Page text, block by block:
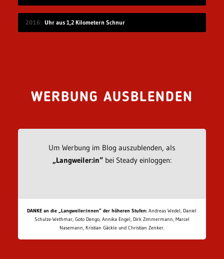
2016 Uhr aus 1,2 Kilometern Schnur
WERBUNG AUSBLENDEN
Um Werbung im Blog auszublenden, als
„Langweiler:in“bei Steady einloggen:
DANKE an die „Langweiler:innen“ der höheren Stufen: Andreas Wedel, Daniel
Schulze-Wethmar, Goto Dengo, Annika Engel, Dirk Zimmermann, Marcel
Nasemann, Kristian Gäckle und Christian Zenker.